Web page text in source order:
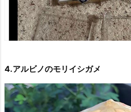
4.アルビノのモリイシガメ